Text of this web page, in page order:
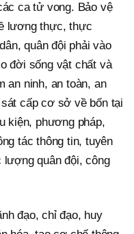
ca tử vong. Bảo vệ
lương thực, thực
quân đội phải vào
đời sống vật chất và
an ninh, an toàn, an
cấp cơ sở về bốn tại
kiện, phương pháp,
tác thông tin, tuyên
lượng quân đội, công
đạo, chỉ đạo, huy